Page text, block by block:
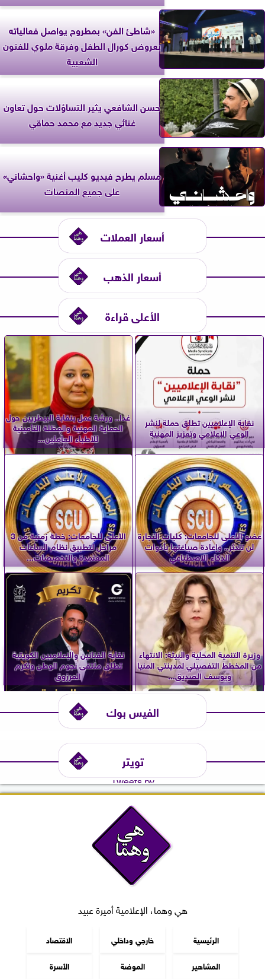
«شاطئ الفن» بمطروح يواصل فعالياته
بعروض كورال الطفل وفرقة ملوي للفنون
الشعبية
حسن الشافعي يثير التساؤلات حول تعاون
غنائي جديد مع محمد حماقي
مسلم يطرح فيديو كليب أغنية «واحشاني»
على جميع المنصات
أسعار العملات
أسعار الذهب
الأعلى قراءة
نقابة الإعلاميين تطلق حملة لنشر
الوعي الإعلامي وتعزيز المهنية
غدا.. ورشة عمل بنقابة البيطريين حول
الحماية المهنية والمظلة التأمينية
للأطباء العاملين...
عضو الأعلى للجامعات: كليات التجارة
لن تندثر.. وإعادة صياغتها بأدوات
الذكاء الاصطناعي
الأعلى للجامعات: خطة زمنية من 3
مراحل لتطبيق نظام الساعات
المعتمدة والتخصصات...
وزيرة التنمية المحلية والبيئة: الانتهاء
من المخطط التفصيلي لمدينتي المنيا
ويوسف الصديق...
نقابة الفنانين والإعلاميين الكويتية
تطلق ملتقى نجوم الوطن وتكرم
المرزوق
الفيس بوك
تويتر
Tweets by
هي وهما، الإعلامية أميرة عبيد
الرئيسية خارجي وداخلي
الاقتصاد
المشاهير
الموضة الأسرة